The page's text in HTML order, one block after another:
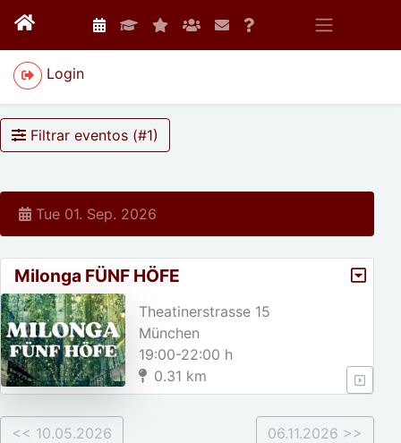
Login
Filtrar eventos (#1)
Tue 01. Sep. 2026
Milonga FÜNF HÖFE
Theatinerstrasse 15
München
19:00-22:00 h
0.31 km
<< 10.05.2026 06.11.2026 >>